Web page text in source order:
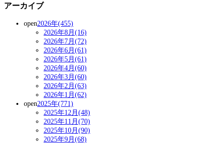
アーカイブ
open2026年(455)
2026年8月(16)
2026年7月(72)
2026年6月(61)
2026年5月(61)
2026年4月(60)
2026年3月(60)
2026年2月(63)
2026年1月(62)
open2025年(771)
2025年12月(48)
2025年11月(70)
2025年10月(90)
2025年9月(68)